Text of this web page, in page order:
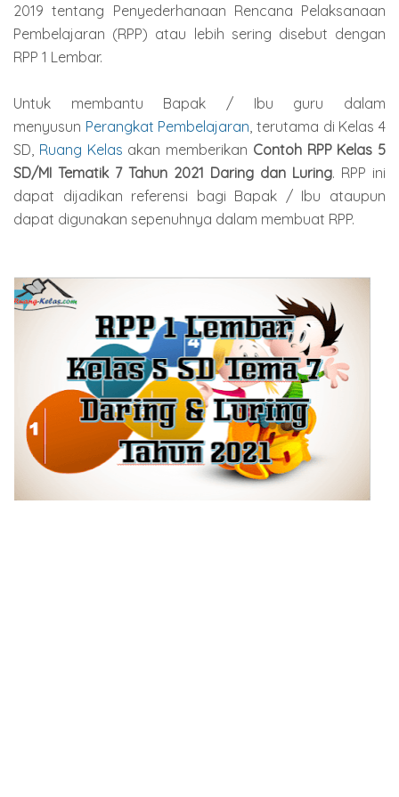
2019 tentang Penyederhanaan Rencana Pelaksanaan
Pembelajaran (RPP) atau lebih sering disebut dengan
RPP 1 Lembar.
Untuk membantu Bapak / Ibu guru dalam
menyusun Perangkat Pembelajaran , terutama di Kelas 4
SD, Ruang Kelas akan memberikan Contoh RPP Kelas 5
SD/MI Tematik 7 Tahun 2021 Daring dan Luring. RPP ini
dapat dijadikan referensi bagi Bapak / Ibu ataupun
dapat digunakan sepenuhnya dalam membuat RPP.